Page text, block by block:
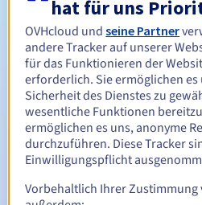
Verlängerungszeitraum
Rückgewinnungsfrist
Automatische
Warn-E-Mails: 60, 30, 15, 7 und 3
Ablaufdatum
hat für uns
OVHcloud undseine Partner
andere Tracker auf unserer
für das Funktionieren der
erforderlich. Sie ermöglichen
Sicherheit des Dienstes zu
wesentliche Funktionen
ermöglichen es uns, anonyme
durchzuführen. Diese Tracker
Einwilligungspflicht
Vorbehaltlich Ihrer